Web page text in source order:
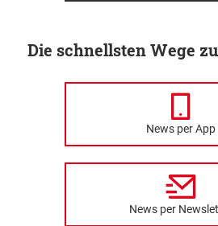
Die schnellsten Wege
News per App
News per